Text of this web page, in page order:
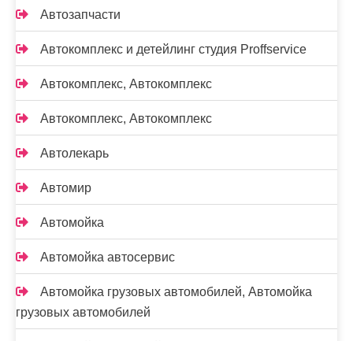
Автозапчасти
Автокомплекс и детейлинг студия Proffservice
Автокомплекс, Автокомплекс
Автокомплекс, Автокомплекс
Автолекарь
Автомир
Автомойка
Автомойка автосервис
Автомойка грузовых автомобилей, Автомойка
грузовых автомобилей